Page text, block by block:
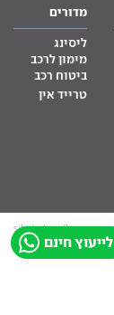
לייעוץ חינם
מדורים
ליסינג
מימון לרכב
ביטוח רכב
טרייד אין
site by tq.soft